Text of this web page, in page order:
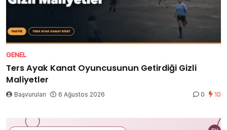
GENEL
Ters Ayak Kanat Oyuncusunun Getirdiği Gizli
Maliyetler
Başvuruları 6 Ağustos 2026 0 10